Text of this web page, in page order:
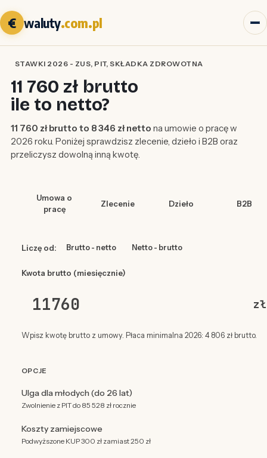
€ waluty.com.pl
STAWKI 2026 - ZUS, PIT, SKŁADKA ZDROWOTNA
11 760 zł brutto
ile to netto?
11 760 zł brutto to 8 346 zł netto na umowie o pracę w
2026 roku. Poniżej sprawdzisz zlecenie, dzieło i B2B oraz
przeliczysz dowolną inną kwotę.
Umowa o
pracę
Zlecenie Dzieło B2B
Liczę od: Brutto - netto Netto - brutto
Kwota brutto (miesięcznie)
zł
Wpisz kwotę brutto z umowy. Płaca minimalna 2026: 4 806 zł brutto.
OPCJE
Ulga dla młodych (do 26 lat)
Zwolnienie z PIT do 85 528 zł rocznie
Koszty zamiejscowe
Podwyższone KUP 300 zł zamiast 250 zł